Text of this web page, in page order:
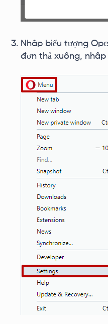
Nhấp biểu tượng
đơn thả xuống, nhấp